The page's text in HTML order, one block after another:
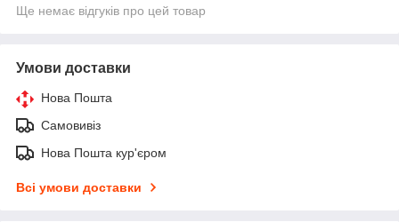
Ще немає відгуків про цей товар
Умови доставки
Нова Пошта
Самовивіз
Нова Пошта кур'єром
Всі умови доставки